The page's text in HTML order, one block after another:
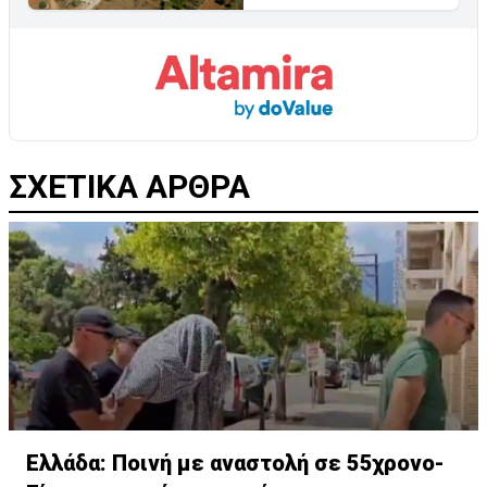
ΣΧΕΤΙΚΑ ΑΡΘΡΑ
Ελλάδα: Ποινή με αναστολή σε 55χρονο-